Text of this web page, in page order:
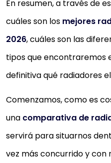
En resumen, a través de
cuáles son los mejores
2026, cuáles son las
tipos que encontraremos
definitiva qué radiadores
Comenzamos, como es
una comparativa de
servirá para situarnos
vez más concurrido y con